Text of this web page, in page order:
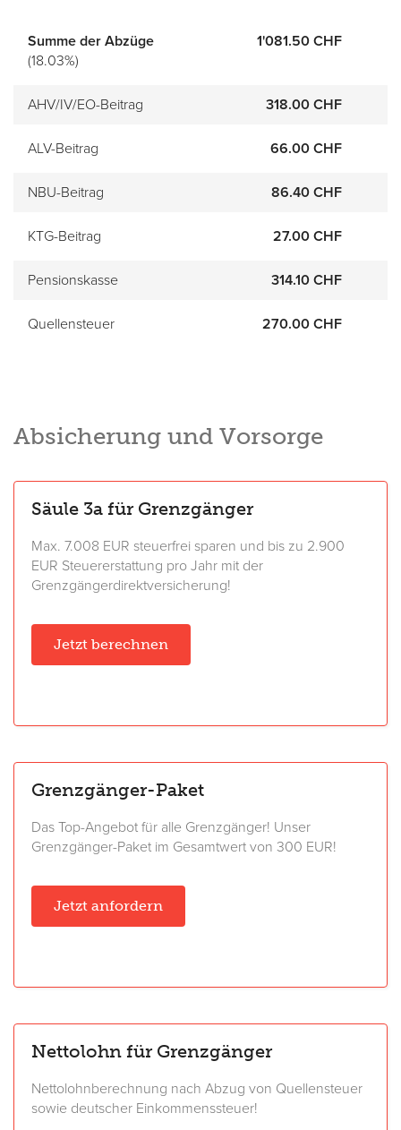
Summe der Abzüge
(18.03%)
1'081.50 CHF
AHV/IV/EO-Beitrag 318.00 CHF
ALV-Beitrag 66.00 CHF
NBU-Beitrag 86.40 CHF
KTG-Beitrag 27.00 CHF
Pensionskasse 314.10 CHF
Quellensteuer 270.00 CHF
Absicherung und Vorsorge
Säule 3a für Grenzgänger
Max. 7.008 EUR steuerfrei sparen und bis zu 2.900
EUR Steuererstattung pro Jahr mit der
Grenzgängerdirektversicherung!
Jetzt berechnen
Grenzgänger-Paket
Das Top-Angebot für alle Grenzgänger! Unser
Grenzgänger-Paket im Gesamtwert von 300 EUR!
Jetzt anfordern
Nettolohn für Grenzgänger
Nettolohnberechnung nach Abzug von Quellensteuer
sowie deutscher Einkommenssteuer!